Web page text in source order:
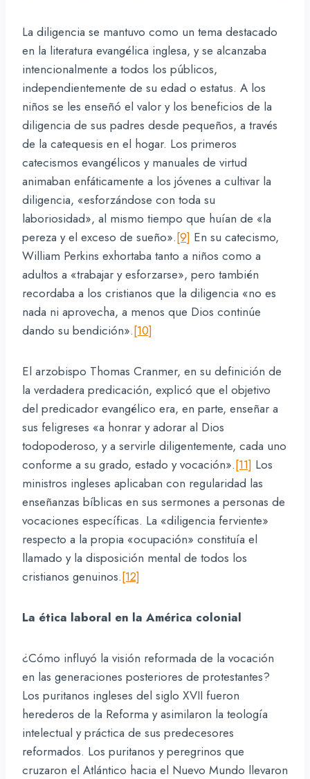
La diligencia se mantuvo como un tema destacado
en la literatura evangélica inglesa, y se alcanzaba
intencionalmente a todos los públicos,
independientemente de su edad o estatus. A los
niños se les enseñó el valor y los beneficios de la
diligencia de sus padres desde pequeños, a través
de la catequesis en el hogar. Los primeros
catecismos evangélicos y manuales de virtud
animaban enfáticamente a los jóvenes a cultivar la
diligencia, «esforzándose con toda su
laboriosidad», al mismo tiempo que huían de «la
pereza y el exceso de sueño».[9] En su catecismo,
William Perkins exhortaba tanto a niños como a
adultos a «trabajar y esforzarse», pero también
recordaba a los cristianos que la diligencia «no es
nada ni aprovecha, a menos que Dios continúe
dando su bendición».[10]
El arzobispo Thomas Cranmer, en su definición de
la verdadera predicación, explicó que el objetivo
del predicador evangélico era, en parte, enseñar a
sus feligreses «a honrar y adorar al Dios
todopoderoso, y a servirle diligentemente, cada uno
conforme a su grado, estado y vocación».[11] Los
ministros ingleses aplicaban con regularidad las
enseñanzas bíblicas en sus sermones a personas de
vocaciones específicas. La «diligencia ferviente»
respecto a la propia «ocupación» constituía el
llamado y la disposición mental de todos los
cristianos genuinos.[12]
La ética laboral en la América colonial
¿Cómo influyó la visión reformada de la vocación
en las generaciones posteriores de protestantes?
Los puritanos ingleses del siglo XVII fueron
herederos de la Reforma y asimilaron la teología
intelectual y práctica de sus predecesores
reformados. Los puritanos y peregrinos que
cruzaron el Atlántico hacia el Nuevo Mundo llevaron